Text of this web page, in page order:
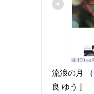
流浪の月
良 ゆう ]